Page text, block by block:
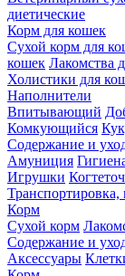
диетические
Корм для кошек
Сухой корм для
кошек Лакомства
Холистики для
Наполнители
Впитывающий
Комкующийся
Содержание и
Амуниция
Игрушки
Транспортировка,
Корм
Сухой корм
Содержание и
Аксессуары